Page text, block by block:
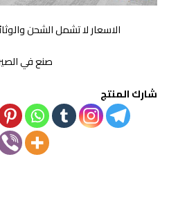
الاسعار لا تشمل الشحن
صنع في
شارك المنتج